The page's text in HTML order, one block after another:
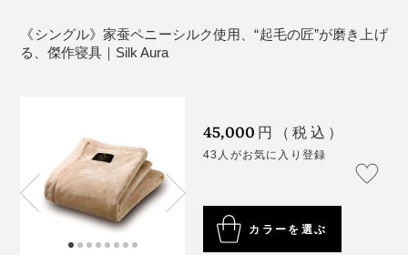
「早く買わなきゃ！」と脳内変換されてます（笑）
《シングル》家蚕ペニーシルク使用、“起毛の匠”が磨き上げ
る、傑作寝具｜Silk Aura
45,000 円（税込）
43人がお気に入り登録
カラーを選ぶ